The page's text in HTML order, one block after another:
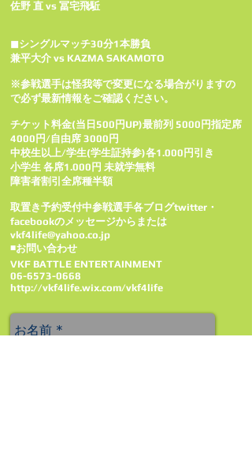
佐野 直 vs 冨宅飛駈
◼シングルマッチ30分1本勝負
兼平大介 vs KAZMA SAKAMOTO
※参戦選手は怪我等で変更になる場合がりますの
で必ず最新情報をご確認ください。
チケット料金(当日500円UP)最前列 5000円指定席
4000円/自由席 3000円
中校生以上/学生(学生証持参)各1.000円引き
小学生 各席1.000円 未就学無料
障害者割引全席種半額
取置き予約受付中参戦選手各ブログtwitter・
facebookのメッセージ­からまたは
vkf4life@yahoo.co.jp
◾お問い合わせ
VKF BATTLE ENTERTAINMENT
06-6573-0668
http://vkf4life.wix.com/vkf4life